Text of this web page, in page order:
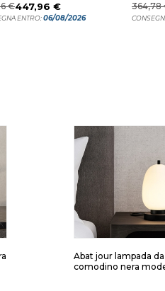
€447,96 €
ENTRO:06/08/2026
364,78
Abat jour lampada da
comodino nera